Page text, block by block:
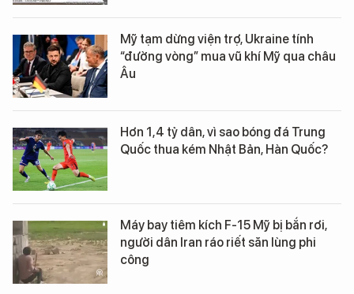
Mỹ tạm dừng viện trợ, Ukraine tính
“đường vòng” mua vũ khí Mỹ qua châu
Âu
Hơn 1,4 tỷ dân, vì sao bóng đá Trung
Quốc thua kém Nhật Bản, Hàn Quốc?
Máy bay tiêm kích F-15 Mỹ bị bắn rơi,
người dân Iran ráo riết săn lùng phi
công